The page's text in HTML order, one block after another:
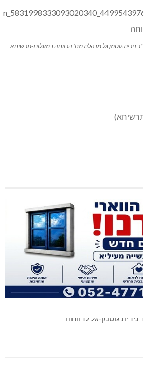
נירית גוטמן גל מנהלת מח’ הרווחה במעלות-תרשיחא
תרשיחא)